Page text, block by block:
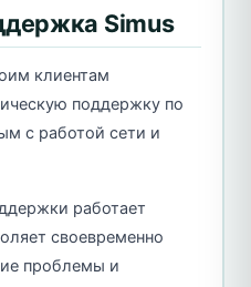
Simus
клиентам
поддержку по
с работой сети и
работает
своевременно
проблемы и